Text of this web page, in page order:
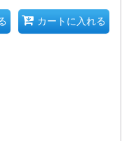
カートに入れる